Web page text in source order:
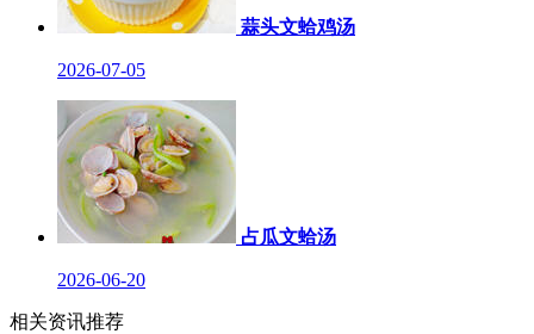
蒜头文蛤鸡汤
2026-07-05
占瓜文蛤汤
2026-06-20
相关资讯推荐